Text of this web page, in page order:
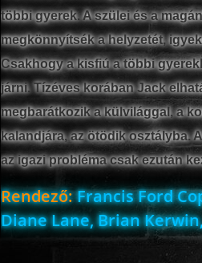
többi gyerek. A szülei és a
megkönnyítsék a helyzetét,
Csakhogy a kisfiú a többi
járni. Tízéves korában Jack
megbarátkozik a külvilággal, a
kalandjára, az ötödik osztályba.
az igazi probléma csak ezután
Rendező:Francis Ford
Diane Lane, Brian